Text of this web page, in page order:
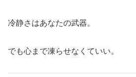
冷静さはあなたの武器。
でも心まで凍らせなくていい。